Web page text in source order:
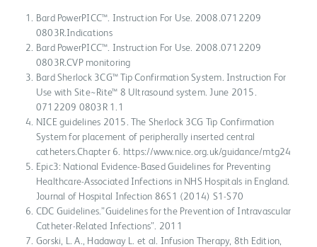
Bard PowerPICC™. Instruction For Use. 2008.0712209
0803R.Indications
Bard PowerPICC™. Instruction For Use. 2008.0712209
0803R.CVP monitoring
Bard Sherlock 3CG™ Tip Confirmation System. Instruction For
Use with Site~Rite™ 8 Ultrasound system. June 2015.
0712209 0803R 1.1
NICE guidelines 2015. The Sherlock 3CG Tip Confirmation
System for placement of peripherally inserted central
catheters.Chapter 6. https://www.nice.org.uk/guidance/mtg24
Epic3: National Evidence-Based Guidelines for Preventing
Healthcare-Associated Infections in NHS Hospitals in England.
Journal of Hospital Infection 86S1 (2014) S1-S70
CDC Guidelines.”Guidelines for the Prevention of Intravascular
Catheter-Related Infections”. 2011
Gorski, L. A., Hadaway L. et al. Infusion Therapy, 8th Edition,